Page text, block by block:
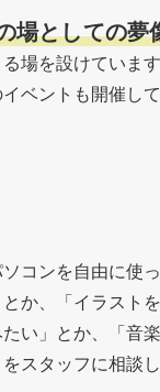
場としての夢
場を設けていま
ベントも開催して
コンを自由に使
か、「イラスト
い」とか、「音
スタッフに相談